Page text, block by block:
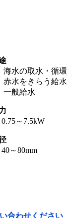
水の取水・循環
水をきらう給水
般給水
～7.5kW
80mm
合わせください